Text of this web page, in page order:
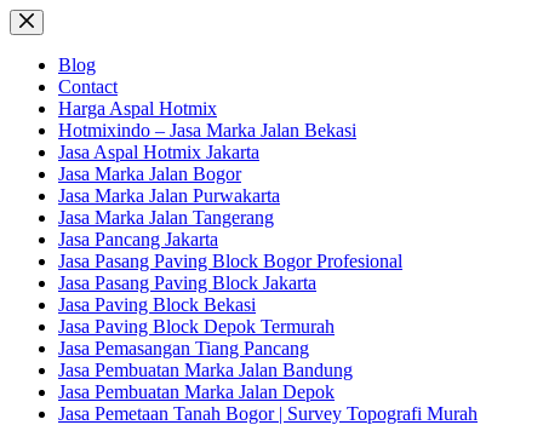
Skip
to
contentBlog
Contact
Harga Aspal Hotmix
Hotmixindo – Jasa Marka Jalan Bekasi
Jasa Aspal Hotmix Jakarta
Jasa Marka Jalan Bogor
Jasa Marka Jalan Purwakarta
Jasa Marka Jalan Tangerang
Jasa Pancang Jakarta
Jasa Pasang Paving Block Bogor Profesional
Jasa Pasang Paving Block Jakarta
Jasa Paving Block Bekasi
Jasa Paving Block Depok Termurah
Jasa Pemasangan Tiang Pancang
Jasa Pembuatan Marka Jalan Bandung
Jasa Pembuatan Marka Jalan Depok
Jasa Pemetaan Tanah Bogor | Survey Topografi Murah